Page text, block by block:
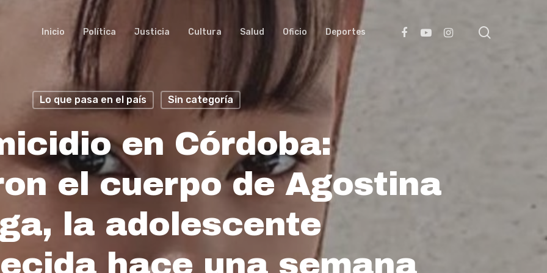
Inicio Política Justicia Cultura Salud Oficio Deportes facebookyoutubeinstagram
Lo que pasa en el país Sin categoría
en Córdoba:
el cuerpo de Agostina
la adolescente
hace una semana